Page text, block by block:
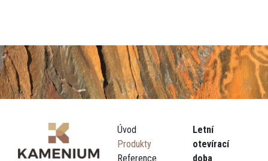
Úvod
Produkty
Reference
Letní
otevírací
doba